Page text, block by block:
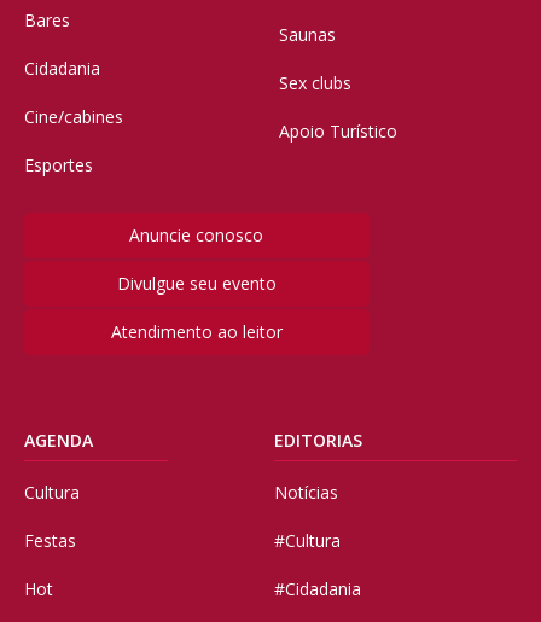
Bares
Cidadania
Cine/cabines
Esportes
Saunas
Sex clubs
Apoio Turístico
Anuncie conosco
Divulgue seu evento
Atendimento ao leitor
AGENDA
Cultura
Festas
Hot
EDITORIAS
Notícias
#Cultura
#Cidadania